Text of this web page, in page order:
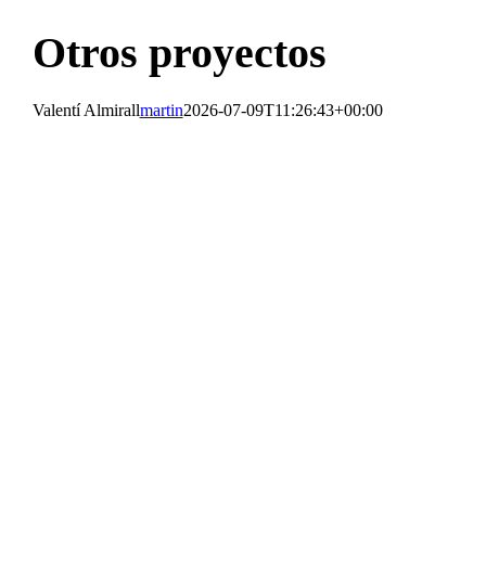
Otros proyectos
Valentí Almirallmartin2026-07-09T11:26:43+00:00